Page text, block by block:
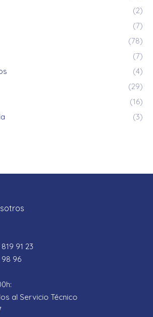
(2)
(7)
(78)
(7)
(4)
(29)
(16)
(3)
91 23
98 96
al Servicio Técnico